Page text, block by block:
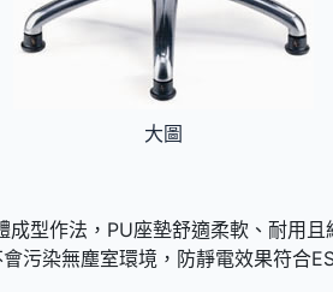
大圖
型作法，PU座墊舒適柔軟、耐用
污染無塵室環境，防靜電效果符合